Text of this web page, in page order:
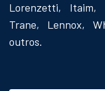
Lorenzetti, Itaim,
Trane, Lennox,
outros.